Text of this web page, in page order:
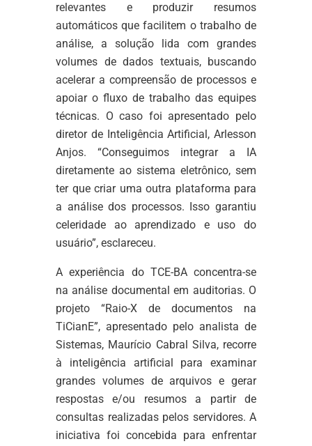
relevantes e produzir resumos
automáticos que facilitem o trabalho de
análise, a solução lida com grandes
volumes de dados textuais, buscando
acelerar a compreensão de processos e
apoiar o fluxo de trabalho das equipes
técnicas. O caso foi apresentado pelo
diretor de Inteligência Artificial, Arlesson
Anjos. “Conseguimos integrar a IA
diretamente ao sistema eletrônico, sem
ter que criar uma outra plataforma para
a análise dos processos. Isso garantiu
celeridade ao aprendizado e uso do
usuário”, esclareceu.
A experiência do TCE-BA concentra-se
na análise documental em auditorias. O
projeto “Raio-X de documentos na
TiCianE”, apresentado pelo analista de
Sistemas, Maurício Cabral Silva, recorre
à inteligência artificial para examinar
grandes volumes de arquivos e gerar
respostas e/ou resumos a partir de
consultas realizadas pelos servidores. A
iniciativa foi concebida para enfrentar